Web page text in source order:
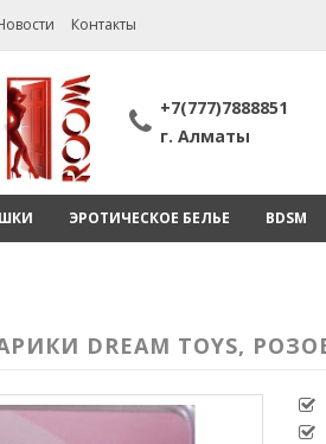
Контакты
+7(777)7888851
г. Алматы
ЭРОТИЧЕСКОЕ БЕЛЬЕ BDSM
DREAM TOYS,